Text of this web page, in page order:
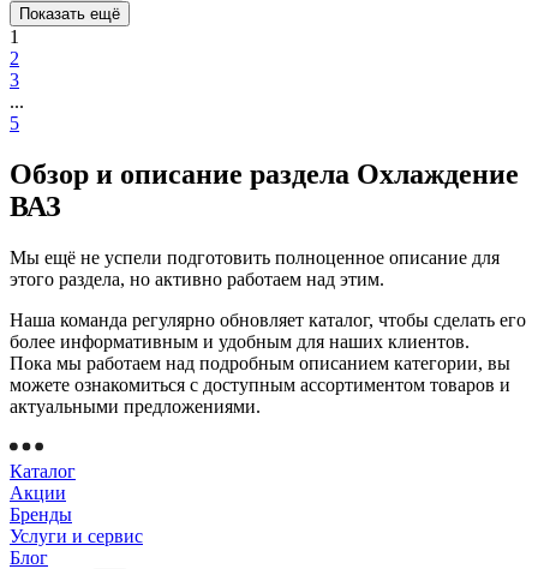
Показать ещё
1
2
3
...
5
Обзор и описание раздела Охлаждение
ВАЗ
Мы ещё не успели подготовить полноценное описание для
этого раздела, но активно работаем над этим.
Наша команда регулярно обновляет каталог, чтобы сделать его
более информативным и удобным для наших клиентов.
Пока мы работаем над подробным описанием категории, вы
можете ознакомиться с доступным ассортиментом товаров и
актуальными предложениями.
Каталог
Акции
Бренды
Услуги и сервис
Блог